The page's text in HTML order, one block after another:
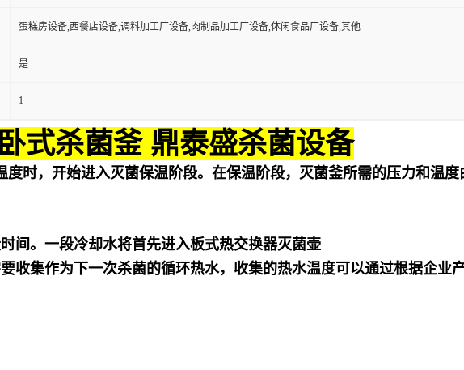
蛋糕房设备,西餐店设备,调料加工厂设备,肉制品加工厂设备,休闲食品厂设备,其他
是
1
式杀菌釜 鼎泰盛杀菌设备
度时，开始进入灭菌保温阶段。在保温阶段，灭菌釜所需的压力和温
间。一段冷却水将首先进入板式热交换器灭菌壶
收集作为下一次杀菌的循环热水，收集的热水温度可以通过根据企业